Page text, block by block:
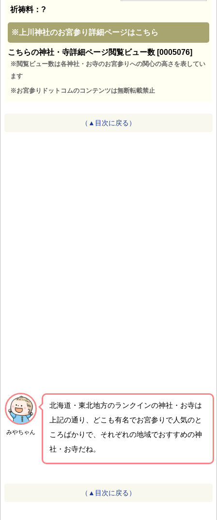
祈祷料：?
※ 上川神社のお宮参り詳細ページはこちら
こちらの神社・寺詳細ページ閲覧ビュー数 [0005076]
※閲覧ビュー数は各神社・お寺のお宮参りへの関心の高さを表してい
ます
※お宮参りドットコムのコンテンツは無断転載禁止
（▲目次に戻る）
みやちゃん
北海道・東北地方のランクインの神社・お寺は
上記の通り、どこも有名でお宮参りで人気のと
ころばかりで、それぞれの地域でおすすめの神
社・お寺だね。
（▲目次に戻る）